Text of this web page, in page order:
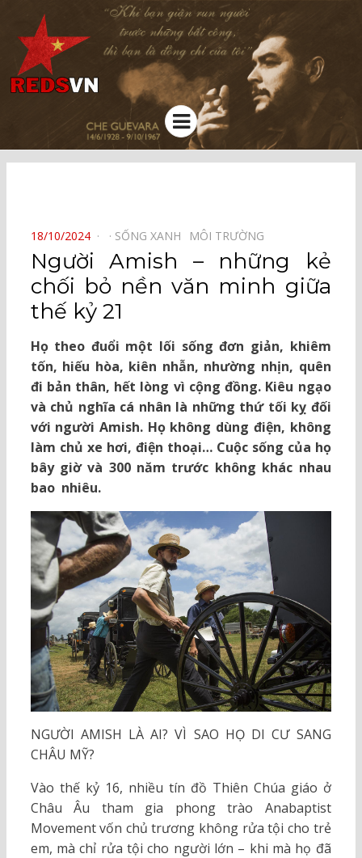
Kênh chia sẻ tri thức cộng đồng
Menu
POSTED
ON
18/10/2024 SỐNG XANH⠀ MÔI TRƯỜNG⠀
Người Amish – những kẻ
chối bỏ nền văn minh giữa
thế kỷ 21
Họ theo đuổi một lối sống đơn giản, khiêm
tốn, hiếu hòa, kiên nhẫn, nhường nhịn, quên
đi bản thân, hết lòng vì cộng đồng. Kiêu ngạo
và chủ nghĩa cá nhân là những thứ tối kỵ đối
với người Amish. Họ không dùng điện, không
làm chủ xe hơi, điện thoại… Cuộc sống của họ
bây giờ và 300 năm trước không khác nhau
bao nhiêu.
NGƯỜI AMISH LÀ AI? VÌ SAO HỌ DI CƯ SANG
CHÂU MỸ?
Vào thế kỷ 16, nhiều tín đồ Thiên Chúa giáo ở
Châu Âu tham gia phong trào Anabaptist
Movement vốn chủ trương không rửa tội cho trẻ
em, mà chỉ rửa tội cho người lớn – khi mà họ đã